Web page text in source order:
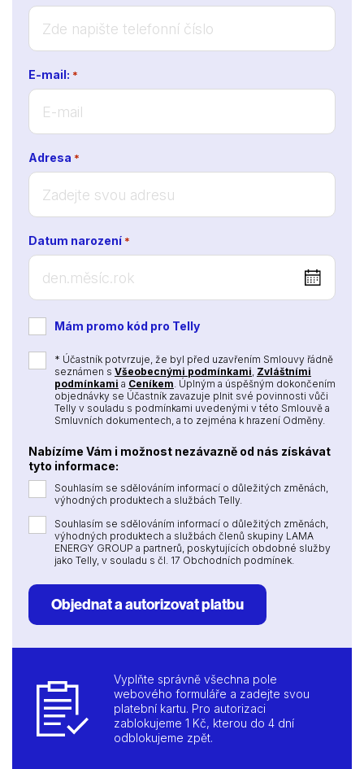
E-mail: *
Adresa *
Datum narození *
DD
dot
MM
dot
YYYY
Mám promo kód pro Telly
* Účastník potvrzuje, že byl před uzavřením Smlouvy řádně
seznámen s Všeobecnými podmínkami, Zvláštními
podmínkami a Ceníkem. Úplným a úspěšným dokončením
objednávky se Účastník zavazuje plnit své povinnosti vůči
Telly v souladu s podmínkami uvedenými v této Smlouvě a
Smluvních dokumentech, a to zejména k hrazení Odměny.
Nabízíme Vám i možnost nezávazně od nás získávat
tyto informace:
Souhlasím se sdělováním informací o důležitých změnách,
výhodných produktech a službách Telly.
Souhlasím se sdělováním informací o důležitých změnách,
výhodných produktech a službách členů skupiny LAMA
ENERGY GROUP a partnerů, poskytujících obdobné služby
jako Telly, v souladu s čl. 17 Obchodních podmínek.
Objednat a autorizovat platbu
Vyplňte správně všechna pole
webového formuláře a zadejte svou
platební kartu. Pro autorizaci
zablokujeme 1 Kč, kterou do 4 dní
odblokujeme zpět.